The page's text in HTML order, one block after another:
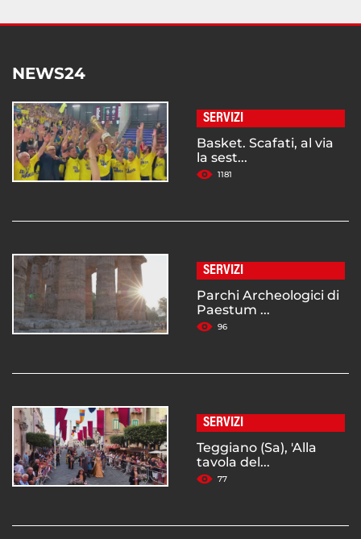
NEWS24
SERVIZI
Basket. Scafati, al via
la sest...
1181
SERVIZI
Parchi Archeologici di
Paestum ...
96
SERVIZI
Teggiano (Sa), 'Alla
tavola del...
77